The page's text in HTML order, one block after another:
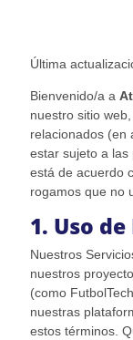
Última
Bienvenido/a a
nuestro sitio
relacionados (en
estar sujeto a las
está de acuerdo
rogamos que no
1. Uso
Nuestros
nuestros
(como
nuestras
estos términos.